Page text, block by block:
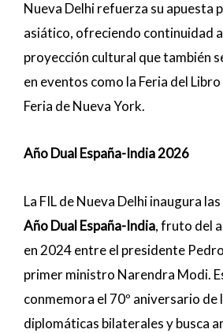
Nueva Delhi refuerza su apuesta
asiático, ofreciendo continuidad
proyección cultural que también
en eventos como la Feria del
Feria de Nueva York.
Año Dual España-India 2026
La FIL de Nueva Delhi inaugura
Año Dual España-India, fruto del
en 2024 entre el presidente
primer ministro Narendra Modi.
conmemora el 70º aniversario de
diplomáticas bilaterales y busca